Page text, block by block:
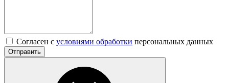
Согласен с условиями обработки персональных данных
Отправить